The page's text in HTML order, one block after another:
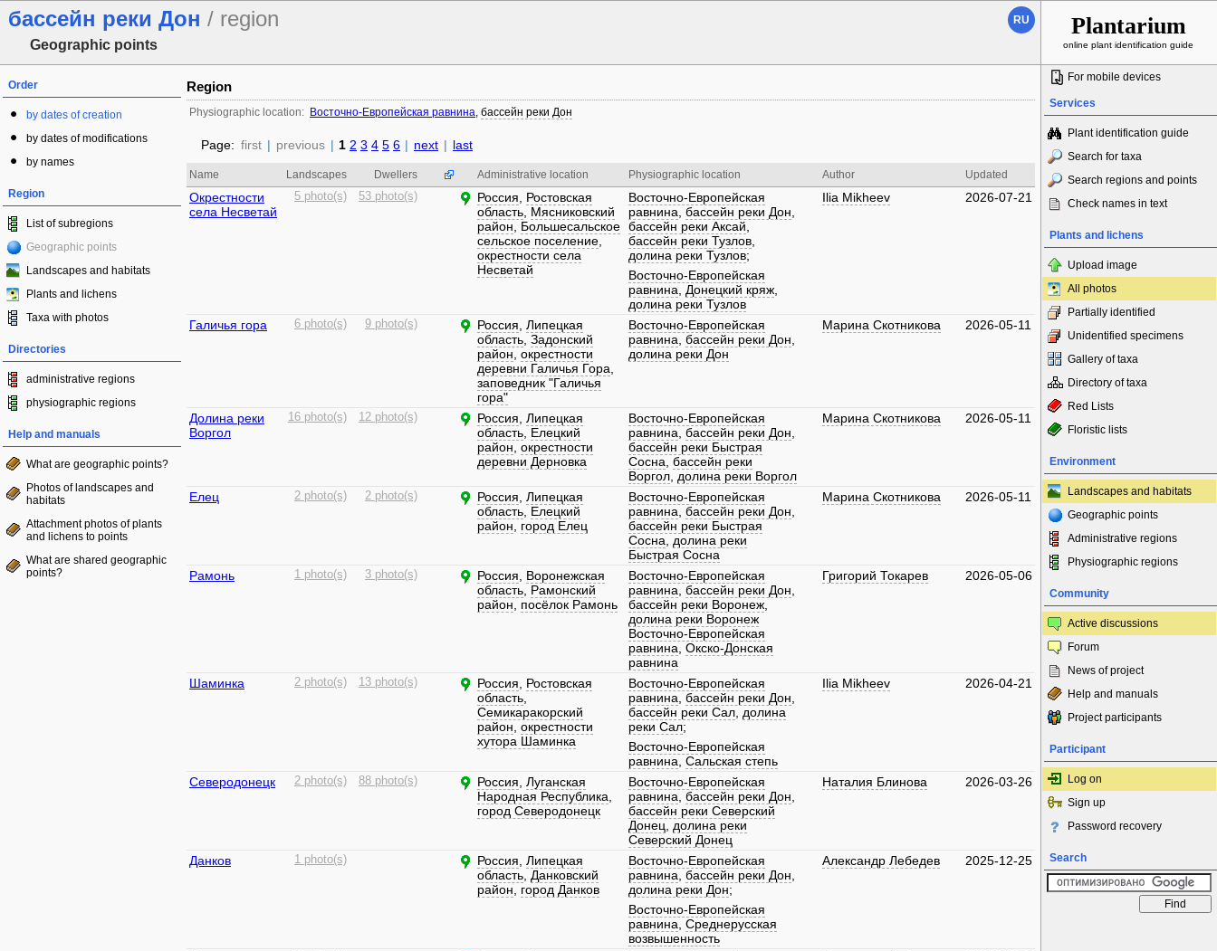
бассейн реки Дон / region
Geographic points
RU Plantarium
online plant identification guide
Order
by dates of creation
by dates of modifications
by names
Region
List of subregions
Geographic points
Landscapes and habitats
Plants and lichens
Taxa with photos
Directories
administrative regions
physiographic regions
Help and manuals
What are geographic points?
Photos of landscapes and
habitats
Attachment photos of plants
and lichens to points
What are shared geographic
points?
Region
Physiographic location: Восточно-Европейская равнина, бассейн реки Дон
Page: first | previous | 1 2 3 4 5 6 | next | last
Name Landscapes Dwellers Administrative location Physiographic location Author Updated
Окрестности
села Несветай
5 photo(s) 53 photo(s) Россия
Ростовская
область Мясниковский
район
Большесальское
сельское поселение
окрестности села
Несветай
Восточно-Европейская
равнина бассейн реки Дон
бассейн реки Аксай
бассейн реки Тузлов
долина реки Тузлов;
Восточно-Европейская
равнина
Донецкий кряж
долина реки Тузлов
Ilia Mikheev 2026-07-21
Галичья гора 6 photo(s) 9 photo(s) Россия Липецкая
область Задонский
район окрестности
деревни Галичья Гора
заповедник "Галичья
гора"
Восточно-Европейская
равнина бассейн реки Дон
долина реки Дон
Марина Скотникова 2026-05-11
Долина реки
Воргол
16 photo(s) 12 photo(s) Россия Липецкая
область Елецкий
район окрестности
деревни Дерновка
Восточно-Европейская
равнина бассейн реки Дон
бассейн реки Быстрая
Сосна бассейн реки
Воргол долина реки Воргол
Марина Скотникова 2026-05-11
Елец 2 photo(s) 2 photo(s) Россия Липецкая
область Елецкий
район
город Елец
Восточно-Европейская
равнина бассейн реки Дон
бассейн реки Быстрая
Сосна
долина реки
Быстрая Сосна
Марина Скотникова 2026-05-11
Рамонь 1 photo(s) 3 photo(s) Россия
Воронежская
область Рамонский
район
посёлок Рамонь
Восточно-Европейская
равнина бассейн реки Дон
бассейн реки Воронеж
долина реки Воронеж
Восточно-Европейская
равнина Окско-Донская
равнина
Григорий Токарев 2026-05-06
Шаминка 2 photo(s) 13 photo(s) Россия
Ростовская
область
Семикаракорский
район окрестности
хутора Шаминка
Восточно-Европейская
равнина бассейн реки Дон
бассейн реки Сал долина
реки Сал;
Восточно-Европейская
равнина Сальская степь
Ilia Mikheev 2026-04-21
Северодонецк 2 photo(s) 88 photo(s) Россия Луганская
Народная Республика
город Северодонецк
Восточно-Европейская
равнина бассейн реки Дон
бассейн реки Северский
Донец
долина реки
Северский Донец
Наталия Блинова 2026-03-26
Данков 1 photo(s) Россия Липецкая
область Данковский
район
город Данков
Восточно-Европейская
равнина бассейн реки Дон
долина реки Дон;
Восточно-Европейская
равнина Среднерусская
возвышенность
Александр Лебедев 2025-12-25
For mobile devices
Services
Plant identification guide
Search for taxa
Search regions and points
Check names in text
Plants and lichens
Upload image
All photos
Partially identified
Unidentified specimens
Gallery of taxa
Directory of taxa
Red Lists
Floristic lists
Environment
Landscapes and habitats
Geographic points
Administrative regions
Physiographic regions
Community
Active discussions
Forum
News of project
Help and manuals
Project participants
Participant
Log on
Sign up
Password recovery
Search